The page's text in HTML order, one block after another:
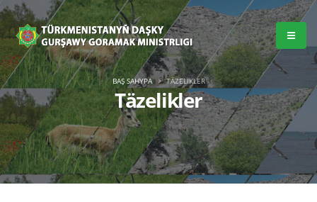
Täzelikler
BAŞ SAHYPA TÄZELIKLER